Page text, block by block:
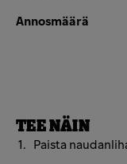
Annosmäärä
TEE NÄIN
Paista